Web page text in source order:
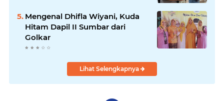
Mengenal Dhifla Wiyani, Kuda
Hitam Dapil II Sumbar dari
Golkar
Lihat Selengkapnya